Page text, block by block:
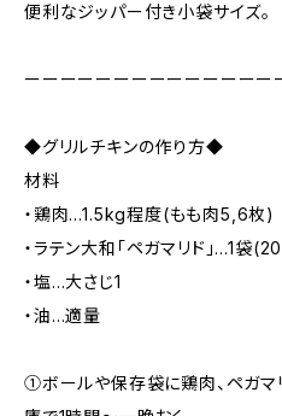
便利なジッパー付き小袋サイズ。
ーーーーーーーーーーーーーー
◆グリルチキンの作り方◆
材料
・鶏肉…1.5kg程度(もも肉5,6枚)
・ラテン大和「ペガマリド」…1袋
・塩…大さじ1
・油…適量
①ボールや保存袋に鶏肉、ペガマ